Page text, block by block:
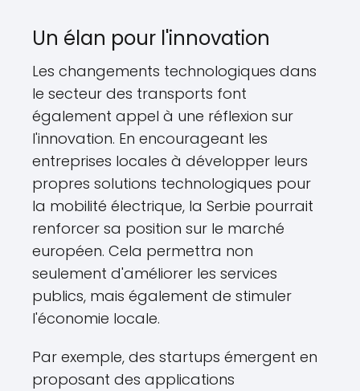
Un élan pour l'innovation
Les changements technologiques dans
le secteur des transports font
également appel à une réflexion sur
l'innovation. En encourageant les
entreprises locales à développer leurs
propres solutions technologiques pour
la mobilité électrique, la Serbie pourrait
renforcer sa position sur le marché
européen. Cela permettra non
seulement d'améliorer les services
publics, mais également de stimuler
l'économie locale.
Par exemple, des startups émergent en
proposant des applications